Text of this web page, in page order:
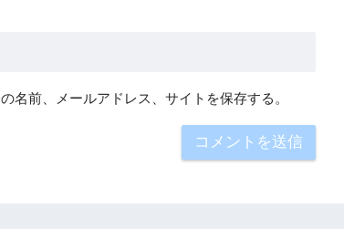
名前、メールアドレス、サイトを保存する。